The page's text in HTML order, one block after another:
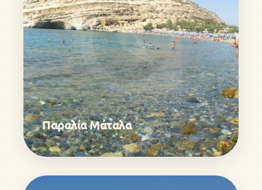
Παραλία Μάταλα